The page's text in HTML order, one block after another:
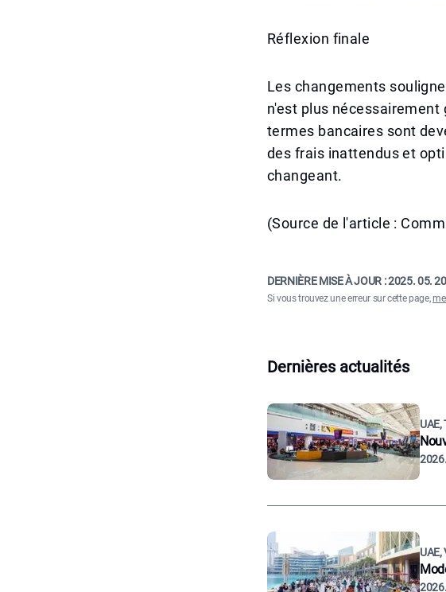
Réflexion finale
Les changements
n'est plus
termes bancaires sont
des frais inattendus et
changeant.
(Source de l'article :
DERNIÈRE MISE À JOUR :2025. 05.
Si vous trouvez une erreur sur cette page,
Dernières actualités
UAE,
UAE,